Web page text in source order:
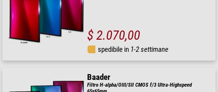
$ 2.070,00
spedibile in 1-2 settimane
Baader
Filtro H-alpha/OIII/SII CMOS f/3 Ultra-Highspeed